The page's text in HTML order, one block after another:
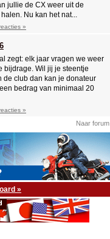
jullie de CX weer uit de
Nu kan het nat...
»
zegt: elk jaar vragen we weer
bijdrage. Wil jij je steentje
de club dan kan je donateur
bedrag van minimaal 20
»
Naar forum
»